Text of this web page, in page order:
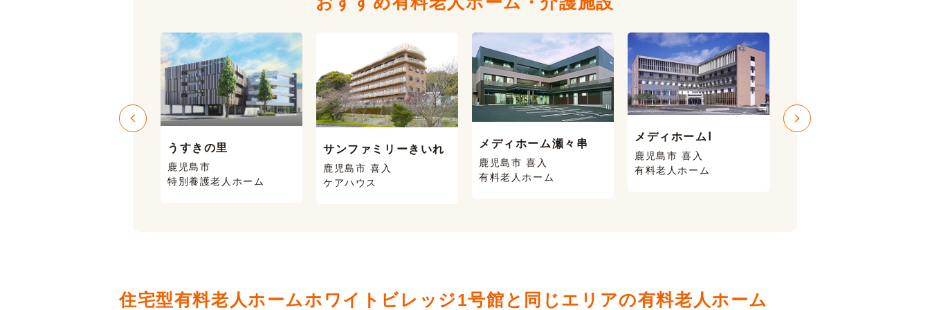
うすきの里
鹿児島市
特別養護老人ホーム
サンファミリーきいれ
鹿児島市 喜入
ケアハウス
メディホーム瀬々串
鹿児島市 喜入
有料老人ホーム
メディホームⅠ
鹿児島市 喜入
有料老人ホーム
住宅型有料老人ホームホワイトビレッジ1号館と同じエリアの有料老人ホーム